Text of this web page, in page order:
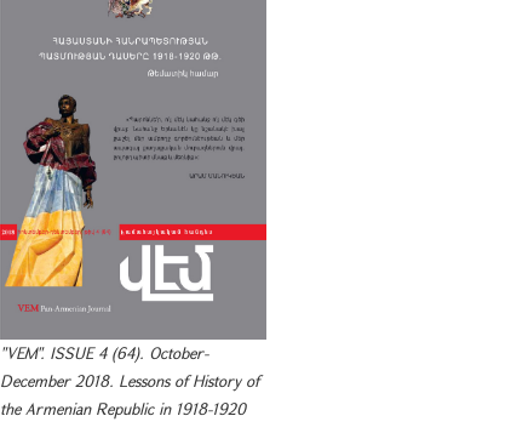
"VEM". ISSUE 4 (64). October-
December 2018. Lessons of History of
the Armenian Republic in 1918-1920